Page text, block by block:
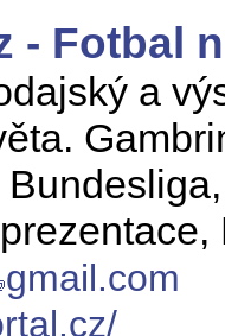
- Fotbal
a
gmail.com